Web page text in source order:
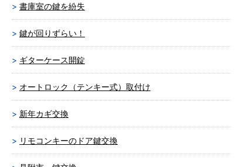
書庫室の鍵を紛失
鍵が回りずらい！
ギターケース開錠
オートロック（テンキー式）取付け
新年カギ交換
リモコンキーのドア鍵交換